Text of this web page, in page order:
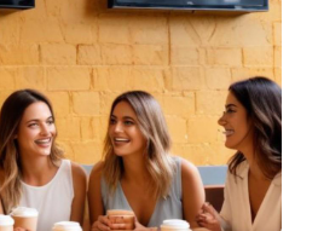
como un agente de confianza
quien venía de una carrera en
un ambiente que le
herramientas necesarias para
innovadoras que
sus ventas.
Valenzuela no solo promueve a